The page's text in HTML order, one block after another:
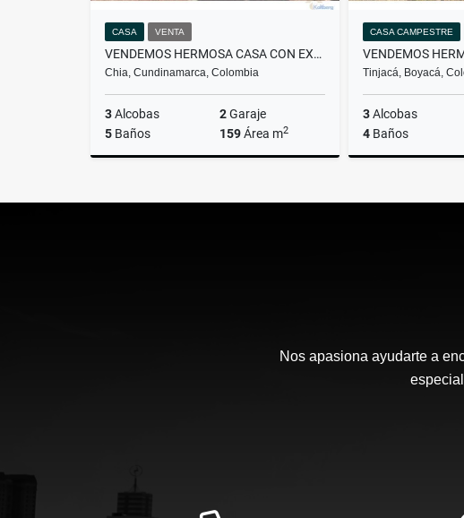
CASA VENTA
VENDEMOS HERMOSA CASA CON EXCELENTE UBICACIÓN
Chia, Cundinamarca, Colombia
3Alcobas 2Garaje
5 Baños 159Área m2
$750.000.000
CASA CAMPESTRE
Tinjacá, Boyacá,
3Alcobas
4 Baños
Nos apasiona ayudarte a